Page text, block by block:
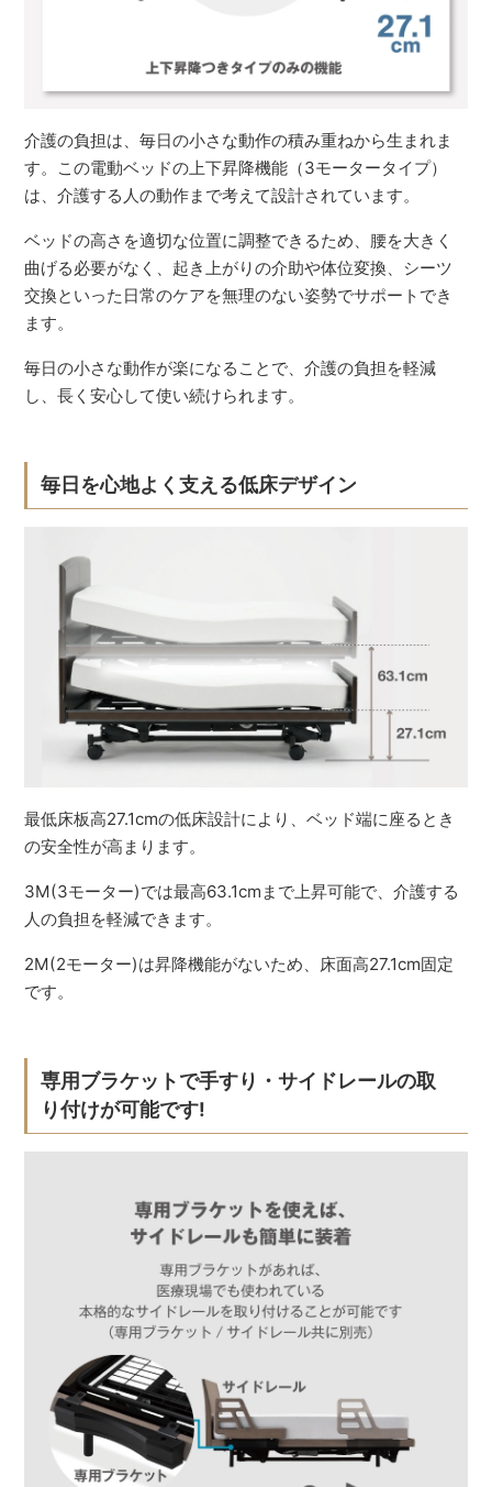
介護の負担は、毎日の小さな動作の積み重ねから生まれま
す。この電動ベッドの上下昇降機能（3モータータイプ）
は、介護する人の動作まで考えて設計されています。
ベッドの高さを適切な位置に調整できるため、腰を大きく
曲げる必要がなく、起き上がりの介助や体位変換、シーツ
交換といった日常のケアを無理のない姿勢でサポートでき
ます。
毎日の小さな動作が楽になることで、介護の負担を軽減
し、長く安心して使い続けられます。
毎日を心地よく支える低床デザイン
最低床板高27.1cmの低床設計により、ベッド端に座るとき
の安全性が高まります。
3M(3モーター)では最高63.1cmまで上昇可能で、介護する
人の負担を軽減できます。
2M(2モーター)は昇降機能がないため、床面高27.1cm固定
です。
専用ブラケットで手すり・サイドレールの取
り付けが可能です!